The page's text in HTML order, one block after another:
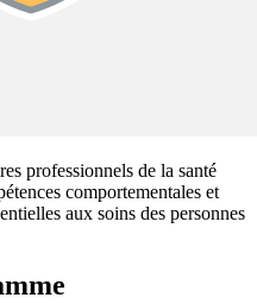
professionnels de la santé
comportementales et
aux soins des personnes